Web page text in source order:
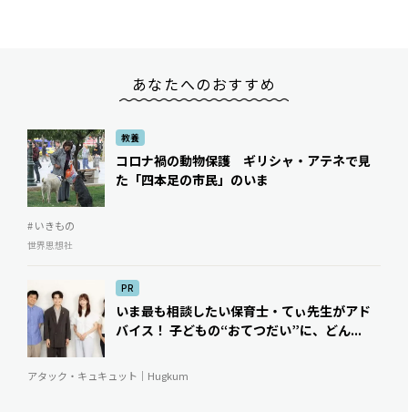
あなたへのおすすめ
教養
コロナ禍の動物保護 ギリシャ・アテネで見
た「四本足の市民」のいま
# いきもの
世界思想社
PR
いま最も相談したい保育士・てぃ先生がアド
バイス！ 子どもの“おてつだい”に、どん...
アタック・キュキュット｜Hugkum